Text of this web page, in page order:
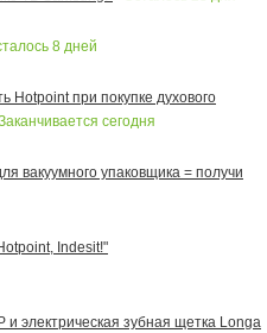
8 дней
Hotpoint при покупке духового
сегодня
вакуумного упаковщика = получи
Indesit!"
электрическая зубная щетка Longa